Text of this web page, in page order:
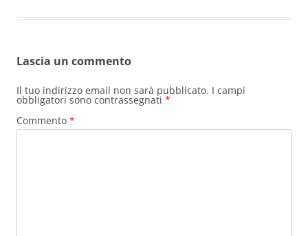
Lascia un commento
Il tuo indirizzo email non sarà pubblicato. I campi
obbligatori sono contrassegnati *
Commento *